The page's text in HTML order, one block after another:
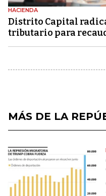
HACIENDA
Distrito Capital
tributario para
MÁS DE LA